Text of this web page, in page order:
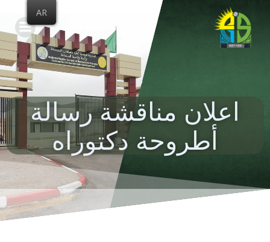
content
اعلان مناقشة رسالة
أطروحة دكتوراه
AR